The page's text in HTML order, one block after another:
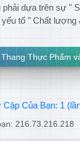
phải dựa trên sự "
tố " Chất lượng
Thực Phẩm
Cập Của Bạn: 1
216.73.216.218